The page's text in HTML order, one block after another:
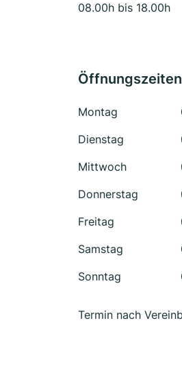
08.00h bis 18.00h ​
Öffnungszeiten
Montag
Dienstag
Mittwoch
Donnerstag
Freitag
Samstag
Sonntag
Termin nach